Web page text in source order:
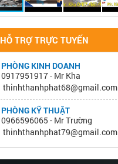
HỖ TRỢ TRỰC TUYẾN
PHÒNG KINH DOANH
0917951917 - Mr Kha
thinhthanhphat68@gmail.com
PHÒNG KỸ THUẬT
0966596065 - Mr Trường
thinhthanhphat79@gmail.com